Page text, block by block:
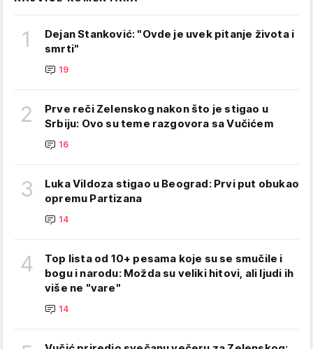
1
Dejan Stanković: "Ovde je uvek pitanje života i
smrti"
19
2
Prve reči Zelenskog nakon što je stigao u
Srbiju: Ovo su teme razgovora sa Vučićem
16
3
Luka Vildoza stigao u Beograd: Prvi put obukao
opremu Partizana
14
4
Top lista od 10+ pesama koje su se smučile i
bogu i narodu: Možda su veliki hitovi, ali ljudi ih
više ne "vare"
14